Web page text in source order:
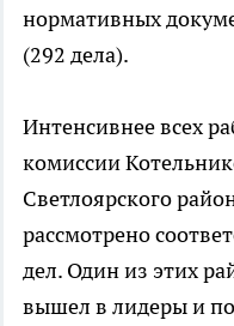
нормативных
(292 дела).
Интенсивнее всех
комиссии
Светлоярского
рассмотрено
дел. Один из этих
вышел в лидеры и